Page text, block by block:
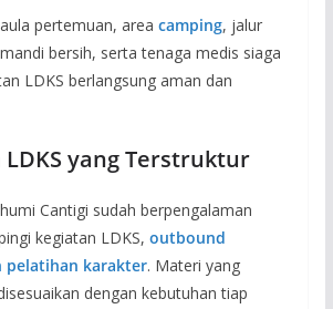
pertemuan, area camping, jalur
bersih, serta tenaga medis siaga
LDKS berlangsung aman dan
yang Terstruktur
Cantigi sudah berpengalaman
kegiatan LDKS, outbound
pelatihan karakter. Materi yang
dengan kebutuhan tiap